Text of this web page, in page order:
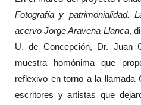
Fotografía y patrimonialidad.
acervo Jorge Aravena Llanca,
U. de Concepción, Dr. Juan
muestra homónima que
reflexivo en torno a la llamada
escritores y artistas que